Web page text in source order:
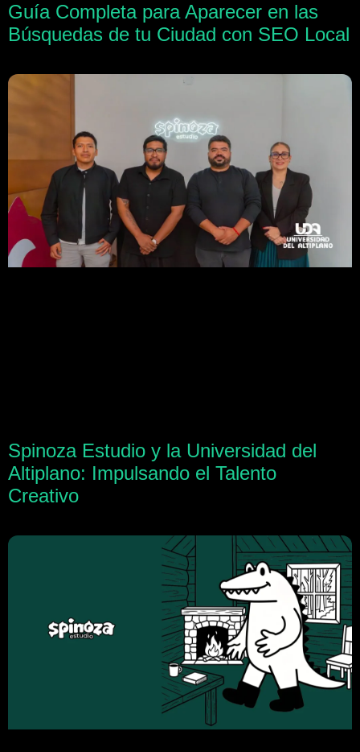
Guía Completa para Aparecer en las
Búsquedas de tu Ciudad con SEO Local
Spinoza Estudio y la Universidad del
Altiplano: Impulsando el Talento
Creativo